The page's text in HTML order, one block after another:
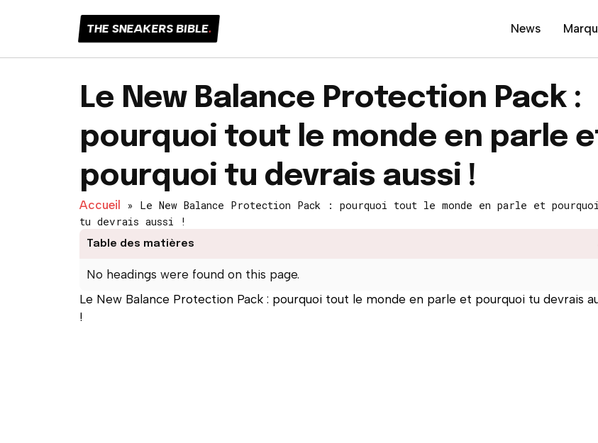
THE SNEAKERS BIBLE. News
Le New Balance Protection Pack :
pourquoi tout le monde en parle
pourquoi tu devrais aussi !
Accueil » Le New Balance Protection Pack : pourquoi tout le monde en parle et pourquoi
tu devrais aussi !
Table des matières
No headings were found on this page.
Le New Balance Protection Pack : pourquoi tout le monde en parle et pourquoi tu devrais
!